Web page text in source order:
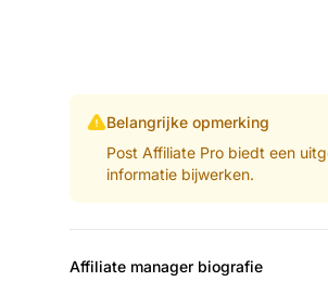
Belangrijke opmerking
Post Affiliate Pro biedt een
informatie bijwerken.
Affiliate manager biografie